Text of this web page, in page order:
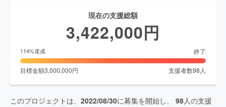
現在の支援総額
3,422,000円
114%達成 終了
目標金額3,000,000円 支援者数98 人
このプロジェクトは、 2022/08/30に募集を開始し、 98人の支援